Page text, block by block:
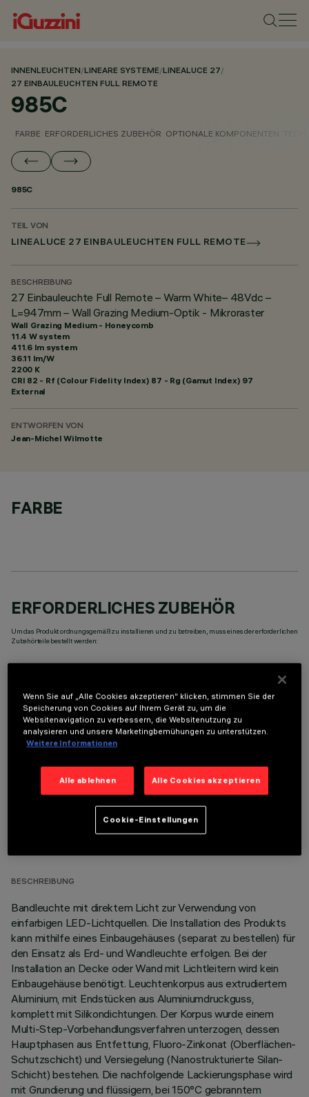
INNENLEUCHTEN/LINEARE SYSTEME/LINEALUCE 27/
27 EINBAULEUCHTEN FULL REMOTE
985C
FARBE ERFORDERLICHES ZUBEHÖR OPTIONALE KOMPONENTEN
985C
TEIL VON
LINEALUCE 27 EINBAULEUCHTEN FULL REMOTE
BESCHREIBUNG
27 Einbauleuchte Full Remote – Warm White– 48Vdc –
L=947mm – Wall Grazing Medium-Optik - Mikroraster
Wall Grazing Medium - Honeycomb
11.4 W system
411.6 lm system
36.11 lm/W
2200 K
CRI 82 - Rf (Colour Fidelity Index) 87 - Rg (Gamut Index) 97
External
ENTWORFEN VON
Jean-Michel Wilmotte
FARBE
ERFORDERLICHES ZUBEHÖR
Um das Produkt ordnungsgemäß zu installieren und zu betreiben, muss eines der erforderlichen
Zubehörteile bestellt werden:
OPTIONALE KOMPONENTEN
TECHNISCHE DATEN
BESCHREIBUNG
Bandleuchte mit direktem Licht zur Verwendung von
einfarbigen LED-Lichtquellen. Die Installation des Produkts
kann mithilfe eines Einbaugehäuses (separat zu bestellen) für
den Einsatz als Erd- und Wandleuchte erfolgen. Bei der
Installation an Decke oder Wand mit Lichtleitern wird kein
Einbaugehäuse benötigt. Leuchtenkorpus aus extrudiertem
Aluminium, mit Endstücken aus Aluminiumdruckguss,
komplett mit Silikondichtungen. Der Korpus wurde einem
Multi-Step-Vorbehandlungsverfahren unterzogen, dessen
Hauptphasen aus Entfettung, Fluoro-Zinkonat (Oberflächen-
Schutzschicht) und Versiegelung (Nanostrukturierte Silan-
Schicht) bestehen. Die nachfolgende Lackierungsphase wird
mit Grundierung und flüssigem, bei 150°C gebranntem
Wenn Sie auf „Alle Cookies akzeptieren“ klicken, stimmen Sie der
Speicherung von Cookies auf Ihrem Gerät zu, um die
Websitenavigation zu verbessern, die Websitenutzung zu
analysieren und unsere Marketingbemühungen zu unterstützen.
Weitere Informationen
Alle ablehnen Alle Cookies akzeptieren
Cookie-Einstellungen